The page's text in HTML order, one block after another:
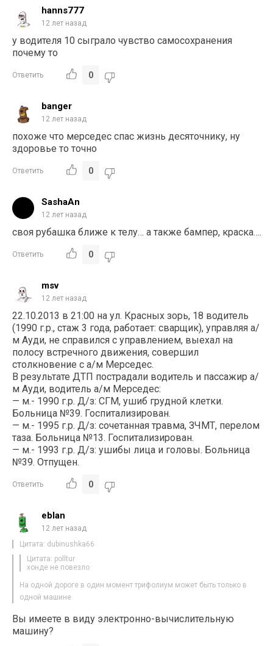
hanns777
12 лет назад
у водителя 10 сыграло чувство самосохранения
почему то
Ответить 0
banger
12 лет назад
похоже что мерседес спас жизнь десяточнику, ну
здоровье то точно
Ответить 0
SashaAn
12 лет назад
своя рубашка ближе к телу… а также бампер, краска….
Ответить 0
msv
12 лет назад
22.10.2013 в 21:00 на ул. Красных зорь, 18 водитель
(1990 г.р., стаж 3 года, работает: сварщик), управляя а/
м Ауди, не справился с управлением, выехал на
полосу встречного движения, совершил
столкновение с а/м Мерседес.
В результате ДТП пострадали водитель и пассажир а/
м Ауди, водитель а/м Мерседес:
— м.- 1990 г.р. Д/з: СГМ, ушиб грудной клетки.
Больница №39. Госпитализирован.
— м.- 1995 г.р. Д/з: сочетанная травма, ЗЧМТ, перелом
таза. Больница №13. Госпитализирован.
— м.- 1993 г.р. Д/з: ушибы лица и головы. Больница
№39. Отпущен.
Ответить 0
eblan
12 лет назад
Цитата: dubinushka66
Цитата: polltur
хонде не повезло
На одной дороге в один момент трифолиум может быть только в
одной машине
Вы имеете в виду электронно-вычислительную
машину?